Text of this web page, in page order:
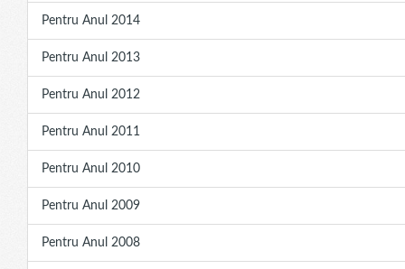
Pentru Anul 2014
Pentru Anul 2013
Pentru Anul 2012
Pentru Anul 2011
Pentru Anul 2010
Pentru Anul 2009
Pentru Anul 2008